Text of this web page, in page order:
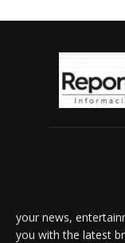
your news,
you with the latest